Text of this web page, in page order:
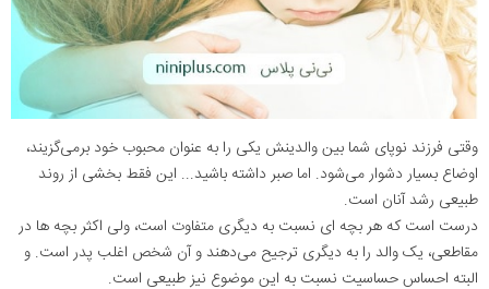
وقتی فرزند نوپای شما بین والدینش یکی را به عنوان محبوب خود برمی‌گزیند،
اوضاع بسیار دشوار می‌شود. اما صبر داشته باشید... این فقط بخشی از روند
طبیعی رشد آنان است.
درست است که هر بچه ای نسبت به دیگری متفاوت است، ولی اکثر بچه ها در
مقاطعی، یک والد را به دیگری ترجیح می‌دهند و آن شخص اغلب پدر است. و
البته احساس حساسیت نسبت به این موضوع نیز طبیعی است.